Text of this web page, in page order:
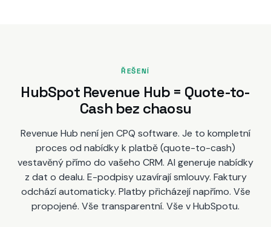
ŘEŠENÍ
HubSpot Revenue Hub = Quote-to-
Cash bez chaosu
Revenue Hub není jen CPQ software. Je to kompletní
proces od nabídky k platbě (quote-to-cash)
vestavěný přímo do vašeho CRM. AI generuje nabídky
z dat o dealu. E-podpisy uzavírají smlouvy. Faktury
odchází automaticky. Platby přicházejí napřímo. Vše
propojené. Vše transparentní. Vše v HubSpotu.